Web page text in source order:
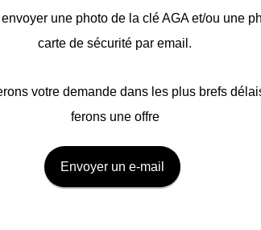
une photo de la clé AGA et/ou une
carte de sécurité par email.
votre demande dans les plus brefs
ferons une offre
Envoyer un e-mail